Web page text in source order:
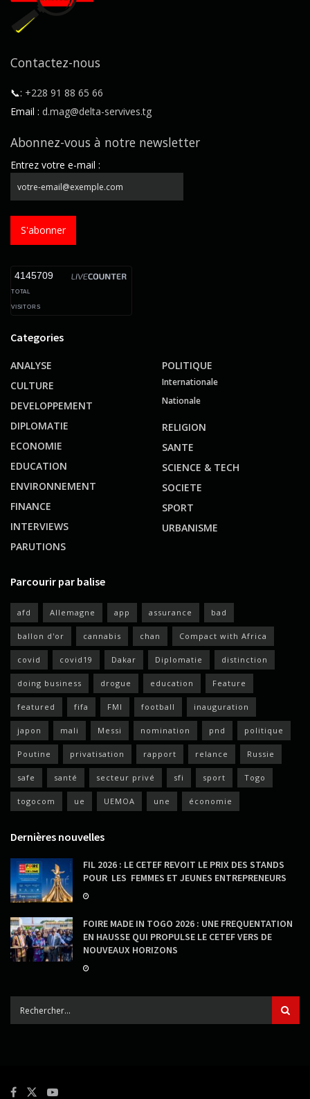
Contactez-nous
📞: +228 91 88 65 66
Email : d.mag@delta-servives.tg
Abonnez-vous à notre newsletter
Entrez votre e-mail :
S'abonner
4145709
TOTAL
VISITORS
Categories
ANALYSE
CULTURE
DEVELOPPEMENT
DIPLOMATIE
ECONOMIE
EDUCATION
ENVIRONNEMENT
FINANCE
INTERVIEWS
PARUTIONS
POLITIQUE
Internationale
Nationale
RELIGION
SANTE
SCIENCE & TECH
SOCIETE
SPORT
URBANISME
Parcourir par balise
afd Allemagne app assurance bad
ballon d'or cannabis chan Compact with Africa
covid covid19 Dakar Diplomatie distinction
doing business drogue education Feature
featured fifa FMI football inauguration
japon mali Messi nomination pnd politique
Poutine privatisation rapport relance Russie
safe santé secteur privé sfi sport Togo
togocom ue UEMOA une économie
Dernières nouvelles
FIL 2026 : LE CETEF REVOIT LE PRIX DES STANDS
POUR LES FEMMES ET JEUNES ENTREPRENEURS
FOIRE MADE IN TOGO 2026 : UNE FREQUENTATION
EN HAUSSE QUI PROPULSE LE CETEF VERS DE
NOUVEAUX HORIZONS